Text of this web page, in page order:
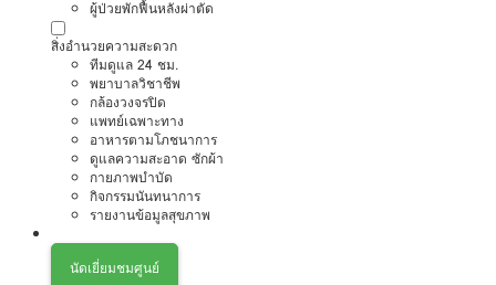
ผู้ป่วยพักฟื้นหลังผ่าตัด
สิ่งอำนวยความสะดวก
ทีมดูแล 24 ชม.
พยาบาลวิชาชีพ
กล้องวงจรปิด
แพทย์เฉพาะทาง
อาหารตามโภชนาการ
ดูแลความสะอาด ซักผ้า
กายภาพบำบัด
กิจกรรมนันทนาการ
รายงานข้อมูลสุขภาพ
นัดเยี่ยมชมศูนย์